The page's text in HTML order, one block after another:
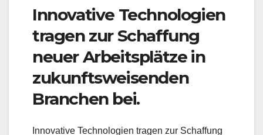
Innovative Technologien
tragen zur Schaffung
neuer Arbeitsplätze in
zukunftsweisenden
Branchen bei.
Innovative Technologien tragen zur Schaffung